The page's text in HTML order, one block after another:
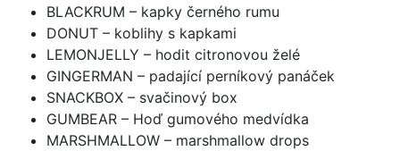
BLACKRUM – kapky černého rumu
DONUT – koblihy s kapkami
LEMONJELLY – hodit citronovou želé
GINGERMAN – padající perníkový panáček
SNACKBOX – svačinový box
GUMBEAR – Hoď gumového medvídka
MARSHMALLOW – marshmallow drops